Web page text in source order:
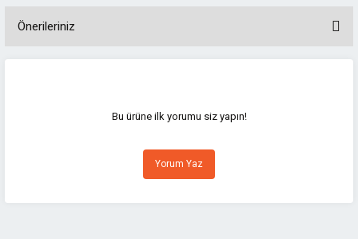
Önerileriniz
Görüş ve önerileriniz için teşekkür ederiz.
Ürün resmi kalitesiz, bozuk veya görüntülenemiyor.
Ürün açıklamasında eksik bilgiler bulunuyor.
Bu ürüne ilk yorumu siz yapın!
Yorum Yaz